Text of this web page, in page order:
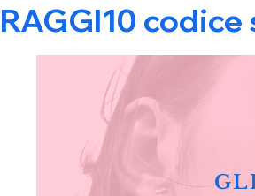
RAGGI10